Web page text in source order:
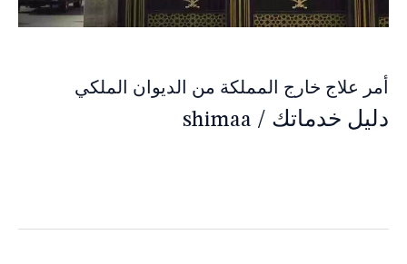
أمر علاج خارج المملكة من الديوان الملكي
دليل خدماتك /
shimaa